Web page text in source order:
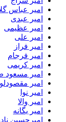
امیر عباس
امیر عبدی
امیر عظیمی
امیر علی
امیر فراز
امیر فرجام
امیر کریمی
امیر مسعود
امیر مقصودلو
امیر نوا
امیر والا
امیر یگانه
امیرحسین